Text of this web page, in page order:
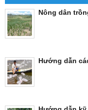
Nông dân
Hướng dẫn